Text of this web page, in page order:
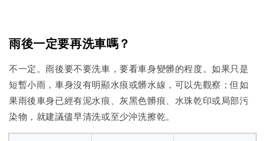
雨後一定要再洗車嗎？
不一定。雨後要不要洗車，要看車身變髒的程度。如果只是
短暫小雨，車身沒有明顯水痕或髒水線，可以先觀察；但如
果雨後車身已經有泥水痕、灰黑色髒痕、水珠乾印或局部污
染物，就建議儘早清洗或至少沖洗擦乾。